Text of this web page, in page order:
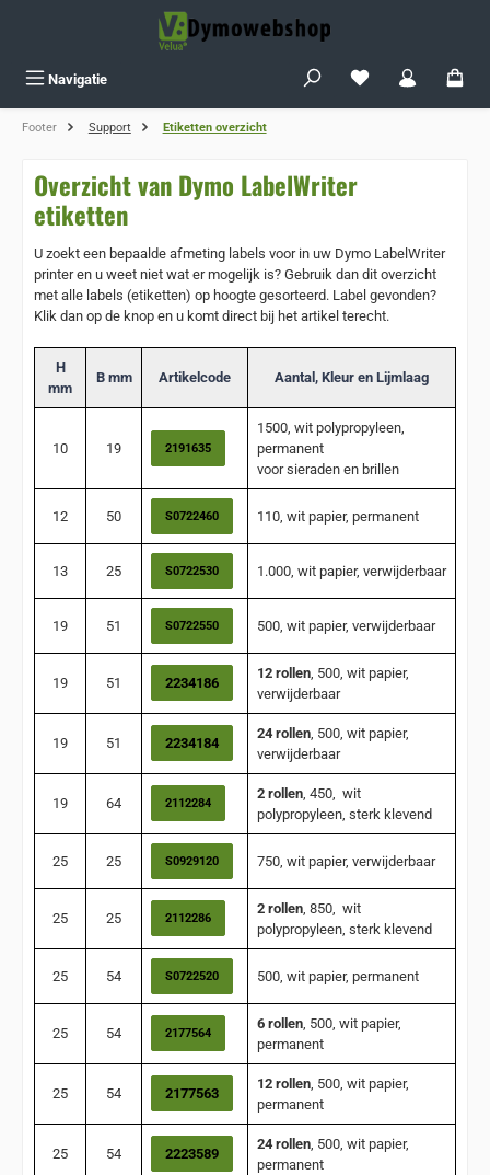
Navigatie Je hebt 0 items op
Footer Support Etiketten overzicht
Overzicht van Dymo LabelWriter
etiketten
U zoekt een bepaalde afmeting labels voor in uw Dymo LabelWriter
printer en u weet niet wat er mogelijk is? Gebruik dan dit overzicht
met alle labels (etiketten) op hoogte gesorteerd. Label gevonden?
Klik dan op de knop en u komt direct bij het artikel terecht.
H
mm
B mm Artikelcode Aantal, Kleur en Lijmlaag
10 19 2191635
1500, wit polypropyleen,
permanent
voor sieraden en brillen
12 50 S0722460 110, wit papier, permanent
13 25 S0722530 1.000, wit papier, verwijderbaar
19 51 S0722550 500, wit papier, verwijderbaar
19 51 2234186
12 rollen, 500, wit papier,
verwijderbaar
19 51 2234184
24 rollen, 500, wit papier,
verwijderbaar
19 64 2112284
2 rollen, 450, wit
polypropyleen, sterk klevend
25 25 S0929120 750, wit papier, verwijderbaar
25 25 2112286
2 rollen, 850, wit
polypropyleen, sterk klevend
25 54 S0722520 500, wit papier, permanent
25 54 2177564
6 rollen, 500, wit papier,
permanent
25 54 2177563
12 rollen, 500, wit papier,
permanent
25 54 2223589
24 rollen, 500, wit papier,
permanent